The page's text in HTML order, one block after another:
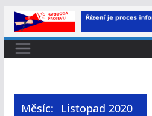
Přeskočit
na
obsah
Měsíc: Listopad 2020